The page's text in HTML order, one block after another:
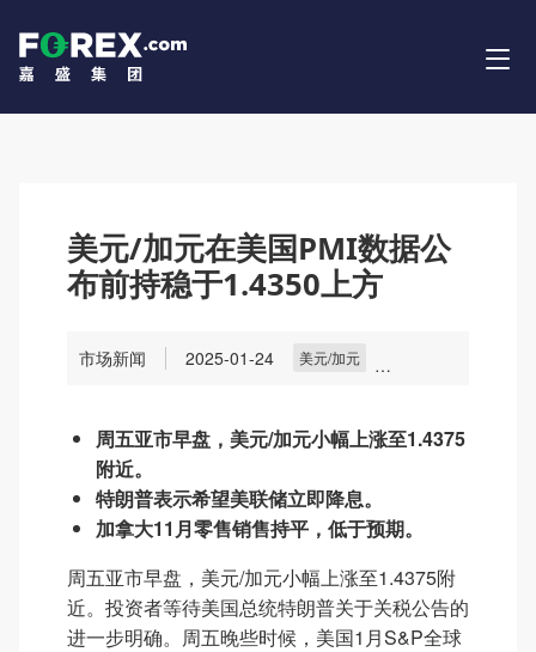
美元/加元在美国PMI数据公
布前持稳于1.4350上方
市场新闻 2025-01-24 美元/加元
周五亚市早盘，美元/加元小幅上涨至1.4375
附近。
特朗普表示希望美联储立即降息。
加拿大11月零售销售持平，低于预期。
周五亚市早盘，美元/加元小幅上涨至1.4375附
近。投资者等待美国总统特朗普关于关税公告的
进一步明确。周五晚些时候，美国1月S&P全球